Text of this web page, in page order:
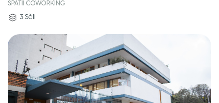
SPATII COWORKING
3 Săli